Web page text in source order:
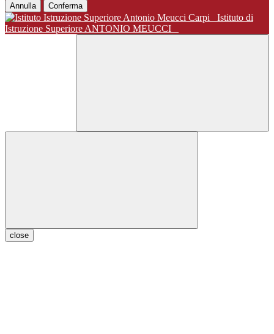
Annulla Conferma
Istituto di
Istruzione Superiore ANTONIO MEUCCI
close